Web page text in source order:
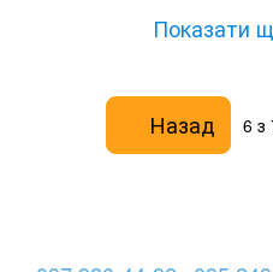
Показати
Назад 6 з